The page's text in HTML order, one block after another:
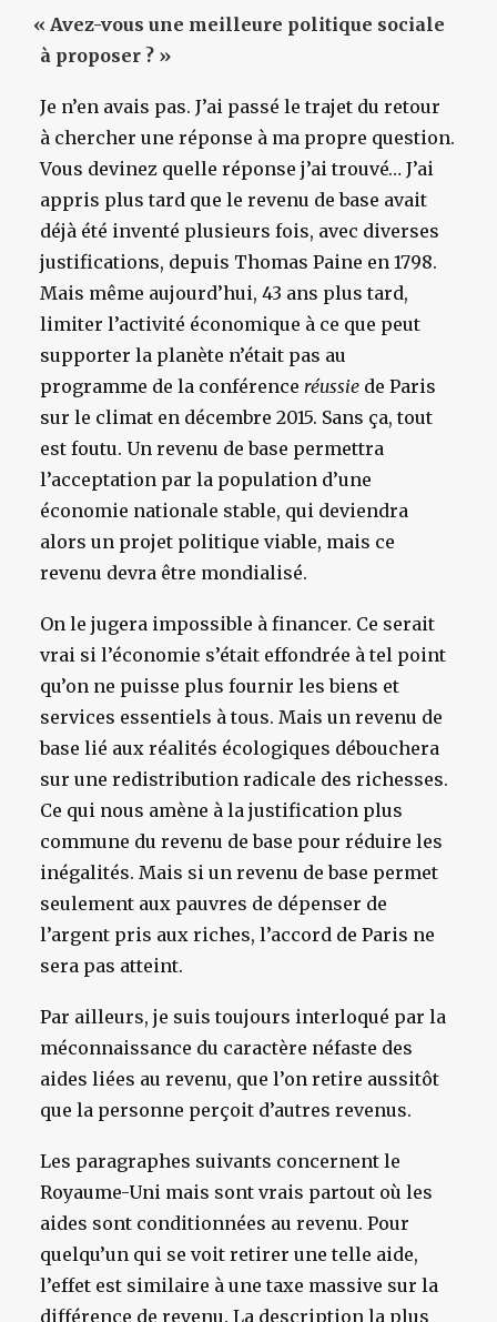
« Avez-vous une meilleure politique sociale
à proposer ? »
Je n’en avais pas. J’ai passé le trajet du retour
à chercher une réponse à ma propre question.
Vous devinez quelle réponse j’ai trouvé… J’ai
appris plus tard que le revenu de base avait
déjà été inventé plusieurs fois, avec diverses
justifications, depuis Thomas Paine en 1798.
Mais même aujourd’hui, 43 ans plus tard,
limiter l’activité économique à ce que peut
supporter la planète n’était pas au
programme de la conférence réussie de Paris
sur le climat en décembre 2015. Sans ça, tout
est foutu. Un revenu de base permettra
l’acceptation par la population d’une
économie nationale stable, qui deviendra
alors un projet politique viable, mais ce
revenu devra être mondialisé.
On le jugera impossible à financer. Ce serait
vrai si l’économie s’était effondrée à tel point
qu’on ne puisse plus fournir les biens et
services essentiels à tous. Mais un revenu de
base lié aux réalités écologiques débouchera
sur une redistribution radicale des richesses.
Ce qui nous amène à la justification plus
commune du revenu de base pour réduire les
inégalités. Mais si un revenu de base permet
seulement aux pauvres de dépenser de
l’argent pris aux riches, l’accord de Paris ne
sera pas atteint.
Par ailleurs, je suis toujours interloqué par la
méconnaissance du caractère néfaste des
aides liées au revenu, que l’on retire aussitôt
que la personne perçoit d’autres revenus.
Les paragraphes suivants concernent le
Royaume-Uni mais sont vrais partout où les
aides sont conditionnées au revenu. Pour
quelqu’un qui se voit retirer une telle aide,
l’effet est similaire à une taxe massive sur la
différence de revenu. La description la plus